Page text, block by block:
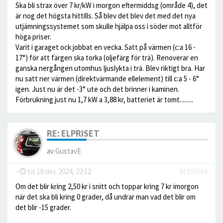
Ska bli strax över 7 kr/kW i morgon eftermiddsg (område 4), det
är nog det högsta hittills. Så blev det blev det med det nya
utjämningssystemet som skulle hjälpa oss i söder mot alltför
höga priser.
Varit i garaget ock jobbat en vecka. Satt på värmen (c:a 16 -
17°) för att färgen ska torka (oljefärg för trä). Renoverar en
ganska nergången utomhus ljuslykta i trä. Blev riktigt bra. Har
nu satt ner värmen (direktvärmande ellelement) till c:a 5 - 6°
igen. Just nu är det -3° ute och det brinner i kaminen.
Förbrukning just nu 1,7 kW a 3,88 kr, batteriet är tomt.........
RE: ELPRISET
avGustavE
- tis 10 dec 2024, 22:12
#1597016
Om det blir kring 2,50 kr i snitt och toppar kring 7 kr imorgon
när det ska bli kring 0 grader, då undrar man vad det blir om
det blir -15 grader.